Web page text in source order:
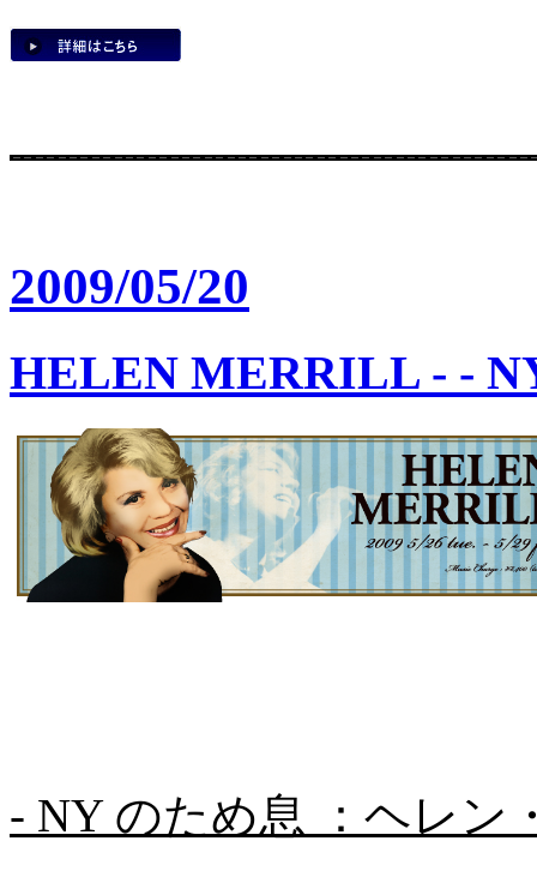
2009/05/20
HELEN MERRILL - -
- NY のため息 ：ヘレン